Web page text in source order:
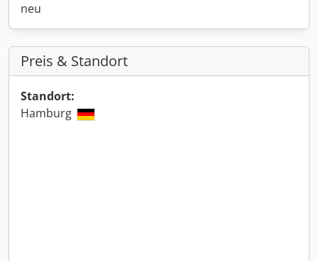
neu
Preis & Standort
Standort:
Hamburg